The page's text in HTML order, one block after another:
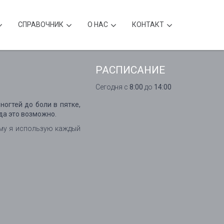
CПРАВОЧНИК О НАС КОНТАКТ
до боли в пятке,
это возможно.
я использую каждый
РАСПИСАНИЕ
Сегодня с 8:00 до 14:00